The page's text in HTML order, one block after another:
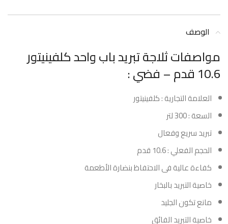
الوصف
مواصفات ثلاجة تبريد باب واحد كلفينيتور
10.6 قدم – فضي :
العلامة التجارية : كلفينيتور
السعة : 300 لتر
تبريد سريع وفعال
الحجم الفعلي : 10.6 قدم
كفاءة عالية فى الاحتفاظ بنضارة الأطعمة
خاصية التبريد بالبخار
مانع تكون الجليد
خاصية التبريد الفائق